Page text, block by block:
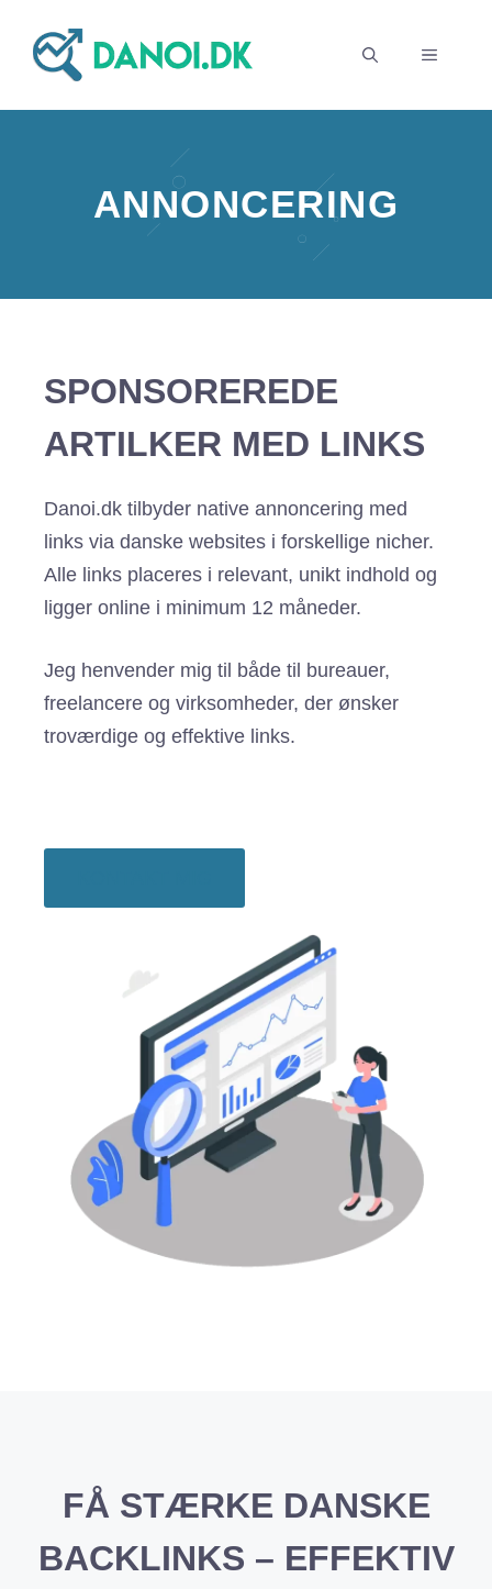
MENU
ANNONCERING
SPONSOREREDE
ARTILKER MED LINKS
Danoi.dk tilbyder native annoncering med
links via danske websites i forskellige nicher.
Alle links placeres i relevant, unikt indhold og
ligger online i minimum 12 måneder.
Jeg henvender mig til både til bureauer,
freelancere og virksomheder, der ønsker
troværdige og effektive links.
FÅ STÆRKE DANSKE
BACKLINKS – EFFEKTIV